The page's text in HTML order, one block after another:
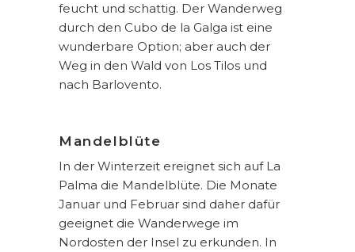
feucht und schattig. Der Wanderweg
durch den Cubo de la Galga ist eine
wunderbare Option; aber auch der
Weg in den Wald von Los Tilos und
nach Barlovento.
Mandelblüte
In der Winterzeit ereignet sich auf La
Palma die Mandelblüte. Die Monate
Januar und Februar sind daher dafür
geeignet die Wanderwege im
Nordosten der Insel zu erkunden. In